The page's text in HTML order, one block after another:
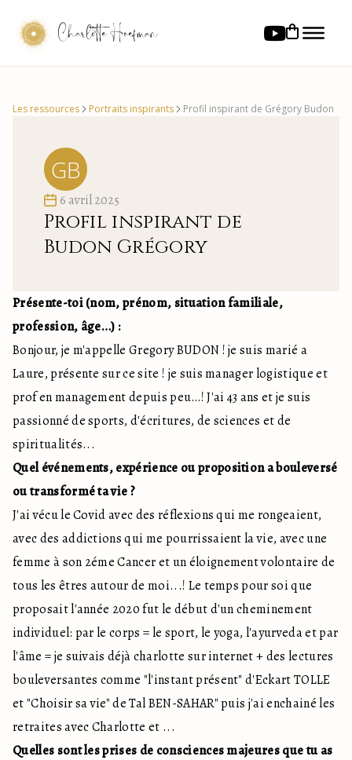
Charlotte Hoefman
Les ressources Portraits inspirants Profil inspirant de Grégory Budon
6 avril 2025
Profil inspirant de
Budon Grégory
Présente-toi (nom, prénom, situation familiale,
profession, âge…) :
Bonjour, je m'appelle Gregory BUDON ! je suis marié a
Laure, présente sur ce site ! je suis manager logistique et
prof en management depuis peu…! J'ai 43 ans et je suis
passionné de sports, d'écritures, de sciences et de
spiritualités...
Quel événements, expérience ou proposition a bouleversé
ou transformé ta vie ?
J'ai vécu le Covid avec des réflexions qui me rongeaient,
avec des addictions qui me pourrissaient la vie, avec une
femme à son 2éme Cancer et un éloignement volontaire de
tous les êtres autour de moi...! Le temps pour soi que
proposait l'année 2020 fut le début d'un cheminement
individuel: par le corps = le sport, le yoga, l'ayurveda et par
l'âme = je suivais déjà charlotte sur internet + des lectures
bouleversantes comme "l'instant présent" d'Eckart TOLLE
et "Choisir sa vie" de Tal BEN-SAHAR" puis j'ai enchainé les
retraites avec Charlotte et ...
Quelles sont les prises de consciences majeures que tu as